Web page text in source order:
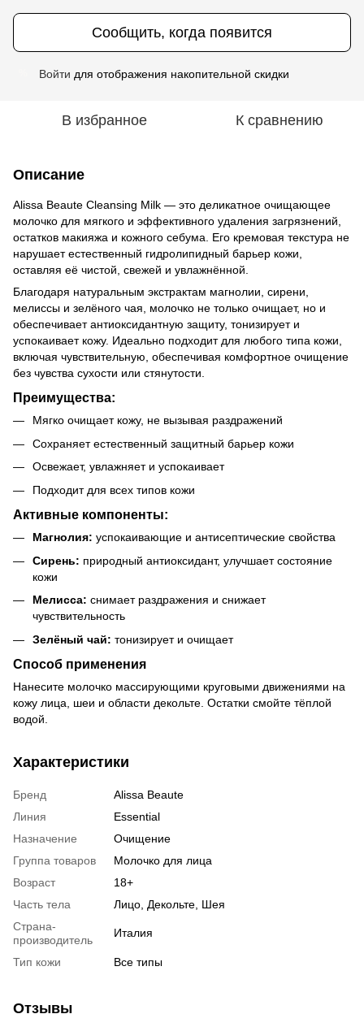
Сообщить, когда появится
Войти для отображения накопительной скидки
В избранное К сравнению
Описание
Alissa Beaute Cleansing Milk — это деликатное очищающее
молочко для мягкого и эффективного удаления загрязнений,
остатков макияжа и кожного себума. Его кремовая текстура не
нарушает естественный гидролипидный барьер кожи,
оставляя её чистой, свежей и увлажнённой.
Благодаря натуральным экстрактам магнолии, сирени,
мелиссы и зелёного чая, молочко не только очищает, но и
обеспечивает антиоксидантную защиту, тонизирует и
успокаивает кожу. Идеально подходит для любого типа кожи,
включая чувствительную, обеспечивая комфортное очищение
без чувства сухости или стянутости.
Преимущества:
Мягко очищает кожу, не вызывая раздражений
Сохраняет естественный защитный барьер кожи
Освежает, увлажняет и успокаивает
Подходит для всех типов кожи
Активные компоненты:
Магнолия: успокаивающие и антисептические свойства
Сирень: природный антиоксидант, улучшает состояние
кожи
Мелисса: снимает раздражения и снижает
чувствительность
Зелёный чай: тонизирует и очищает
Способ применения
Нанесите молочко массирующими круговыми движениями на
кожу лица, шеи и области декольте. Остатки смойте тёплой
водой.
Характеристики
Бренд
Alissa Beaute
Линия
Essential
Назначение
Очищение
Группа товаров
Молочко для лица
Возраст
18+
Часть тела
Лицо, Декольте, Шея
Страна-
производитель
Италия
Тип кожи Все типы
Отзывы